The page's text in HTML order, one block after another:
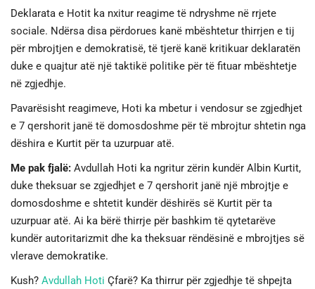
Deklarata e Hotit ka nxitur reagime të ndryshme në rrjete
sociale. Ndërsa disa përdorues kanë mbështetur thirrjen e tij
për mbrojtjen e demokratisë, të tjerë kanë kritikuar deklaratën
duke e quajtur atë një taktikë politike për të fituar mbështetje
në zgjedhje.
Pavarësisht reagimeve, Hoti ka mbetur i vendosur se zgjedhjet
e 7 qershorit janë të domosdoshme për të mbrojtur shtetin nga
dëshira e Kurtit për ta uzurpuar atë.
Me pak fjalë: Avdullah Hoti ka ngritur zërin kundër Albin Kurtit,
duke theksuar se zgjedhjet e 7 qershorit janë një mbrojtje e
domosdoshme e shtetit kundër dëshirës së Kurtit për ta
uzurpuar atë. Ai ka bërë thirrje për bashkim të qytetarëve
kundër autoritarizmit dhe ka theksuar rëndësinë e mbrojtjes së
vlerave demokratike.
Kush? Avdullah Hoti Çfarë? Ka thirrur për zgjedhje të shpejta